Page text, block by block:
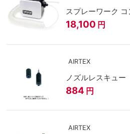
スプレーワーク
18,100 円
AIRTEX
ノズルレスキュー
884 円
AIRTEX